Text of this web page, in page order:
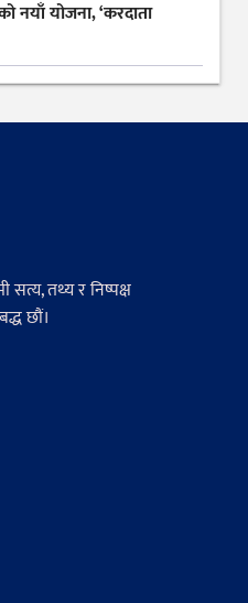
नयाँ योजना, ‘करदाता
सत्य, तथ्य र निष्पक्ष
छौं।